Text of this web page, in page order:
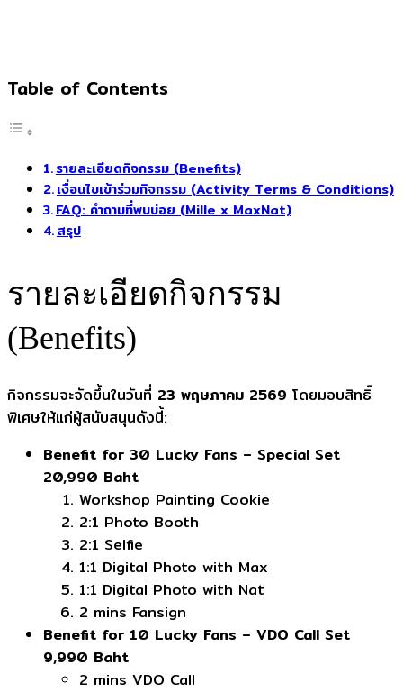
Table of Contents
รายละเอียดกิจกรรม (Benefits)
เงื่อนไขเข้าร่วมกิจกรรม (Activity Terms & Conditions)
FAQ: คำถามที่พบบ่อย (Mille x MaxNat)
สรุป
รายละเอียดกิจกรรม
(Benefits)
กิจกรรมจะจัดขึ้นในวันที่ 23 พฤษภาคม 2569 โดยมอบสิทธิ์
พิเศษให้แก่ผู้สนับสนุนดังนี้:
Benefit for 30 Lucky Fans – Special Set
20,990 Baht
Workshop Painting Cookie
2:1 Photo Booth
2:1 Selfie
1:1 Digital Photo with Max
1:1 Digital Photo with Nat
2 mins Fansign
Benefit for 10 Lucky Fans – VDO Call Set
9,990 Baht
2 mins VDO Call